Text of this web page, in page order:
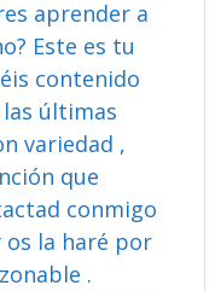
aprender a
Este es tu
contenido
últimas
variedad ,
que
conmigo
la haré por
.